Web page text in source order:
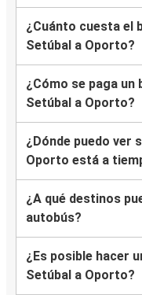
¿Cuánto cuesta el
Setúbal a Oporto?
¿Cómo se paga un
Setúbal a Oporto?
¿Dónde puedo ver
Oporto está a
¿A qué destinos
autobús?
¿Es posible hacer
Setúbal a Oporto?